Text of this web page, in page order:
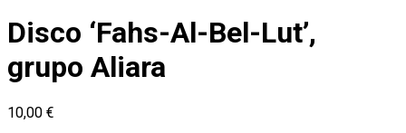
Disco ‘Fahs-Al-Bel-Lut’,
grupo Aliara
10,00 €